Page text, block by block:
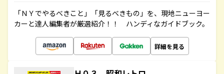
「ＮＹでやるべきこと」「見るべきもの」を、現地ニューヨー
カーと達人編集者が厳選紹介！！ ハンディなガイドブック。
詳細を見る